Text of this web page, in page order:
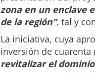
zona en un enclave
de la región”, tal y
La iniciativa, cuya
inversión de
revitalizar el